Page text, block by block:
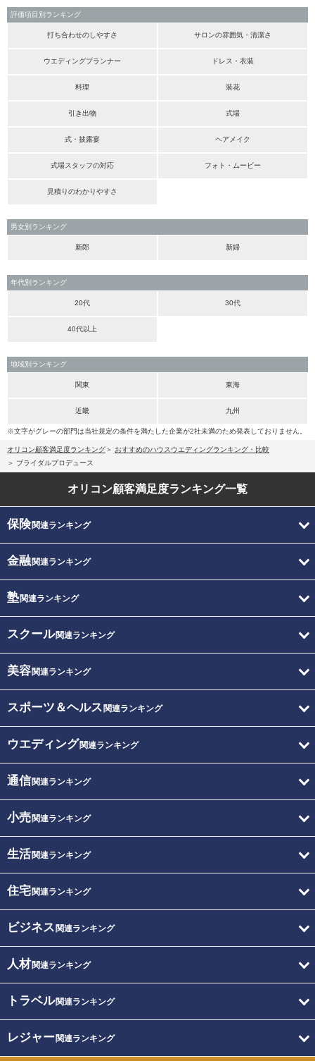
評価項目別ランキング
打ち合わせのしやすさ サロンの雰囲気・清潔さ
ウエディングプランナー ドレス・衣装
料理 装花
引き出物 式場
式・披露宴 ヘアメイク
式場スタッフの対応 フォト・ムービー
見積りのわかりやすさ
男女別ランキング
新郎 新婦
年代別ランキング
20代 30代
40代以上
地域別ランキング
関東 東海
近畿 九州
※文字がグレーの部門は当社規定の条件を満たした企業が2社未満のため発表しておりません。
オリコン顧客満足度ランキング
おすすめのハウスウエディングランキング・比較
ブライダルプロデュース
オリコン顧客満足度ランキング一覧
保険関連ランキング
金融関連ランキング
塾関連ランキング
スクール関連ランキング
美容関連ランキング
スポーツ＆ヘルス 関連ランキング
ウエディング関連ランキング
通信関連ランキング
小売関連ランキング
生活関連ランキング
住宅関連ランキング
ビジネス 関連ランキング
人材関連ランキング
トラベル関連ランキング
レジャー関連ランキング